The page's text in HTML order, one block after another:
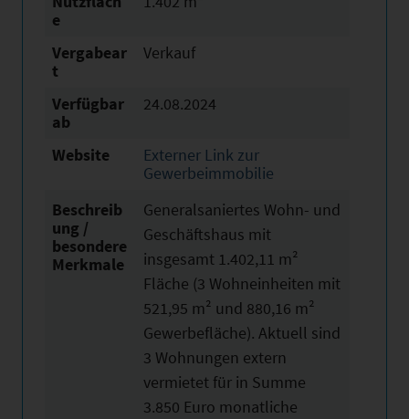
e
Vergabear
t
Verkauf
Verfügbar
ab
24.08.2024
Website
Externer Link zur
Gewerbeimmobilie
Beschreib
ung /
besondere
Merkmale
Generalsaniertes Wohn- und
Geschäftshaus mit
insgesamt 1.402,11 m²
Fläche (3 Wohneinheiten mit
521,95 m² und 880,16 m²
Gewerbefläche). Aktuell sind
3 Wohnungen extern
vermietet für in Summe
3.850 Euro monatliche